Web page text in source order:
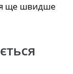
ще швидше